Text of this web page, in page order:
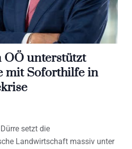
OÖ unterstützt
mit Soforthilfe in
setzt die
Landwirtschaft massiv unter